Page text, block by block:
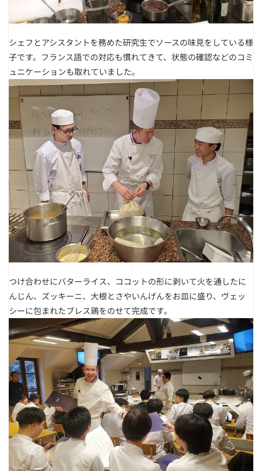
シェフとアシスタントを務めた研究生でソースの味見をしている様
子です。フランス語での対応も慣れてきて、状態の確認などのコミ
ュニケーションも取れていました。
つけ合わせにバターライス、ココットの形に剥いて火を通したに
んじん、ズッキーニ、大根とさやいんげんをお皿に盛り、ヴェッ
シーに包まれたブレス鶏をのせて完成です。